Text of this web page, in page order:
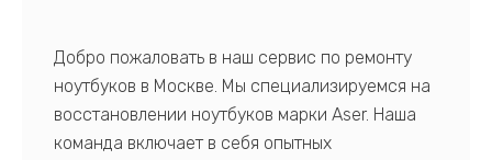
Добро пожаловать в наш сервис по ремонту
ноутбуков в Москве. Мы специализируемся на
восстановлении ноутбуков марки Aser. Наша
команда включает в себя опытных